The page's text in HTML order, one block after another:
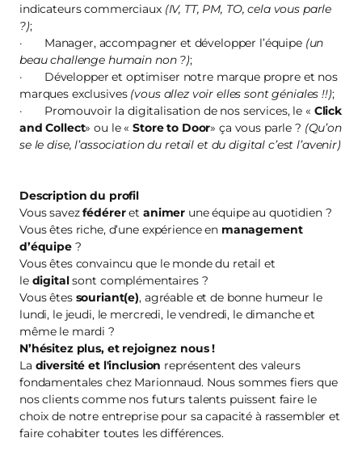
indicateurs commerciaux (IV, TT, PM, TO, cela vous parle
?);
· Manager, accompagner et développer l’équipe (un
beau challenge humain non ?);
· Développer et optimiser notre marque propre et nos
marques exclusives (vous allez voir elles sont géniales !!);
· Promouvoir la digitalisation de nos services, le « Click
and Collect» ou le «Store to Door» ça vous parle ? (Qu’on
se le dise, l’association du retail et du digital c’est l’avenir)
Description du profil
Vous savezfédéreret animer une équipe au quotidien ?
Vous êtes riche, d’une expérience en management
d’équipe ?
Vous êtes convaincu que le monde du retail et
le digitalsont complémentaires ?
Vous êtes souriant(e), agréable et de bonne humeur le
lundi, le jeudi, le mercredi, le vendredi, le dimanche et
même le mardi ?
N’hésitez plus, et rejoignez nous!
La diversité et l'inclusion représentent des valeurs
fondamentales chez Marionnaud. Nous sommes fiers que
nos clients comme nos futurs talents puissent faire le
choix de notre entreprise pour sa capacité à rassembler et
faire cohabiter toutes les différences.